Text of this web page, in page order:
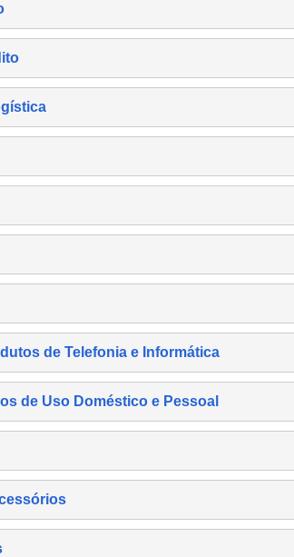
de Telefonia e Informática
de Uso Doméstico e Pessoal